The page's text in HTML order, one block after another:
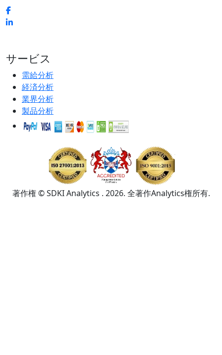
サービス
需給分析
経済分析
業界分析
製品分析
著作権 © SDKI Analytics . 2026. 全著作Analytics権所有.